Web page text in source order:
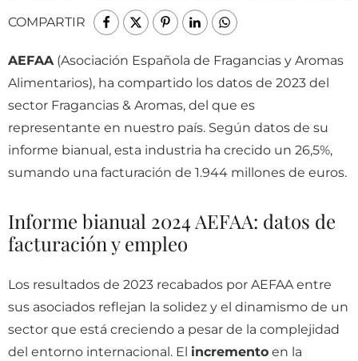
COMPARTIR
AEFAA (Asociación Española de Fragancias y Aromas
Alimentarios), ha compartido los datos de 2023 del
sector Fragancias & Aromas, del que es
representante en nuestro país. Según datos de su
informe bianual, esta industria ha crecido un 26,5%,
sumando una facturación de 1.944 millones de euros.
Informe bianual 2024 AEFAA: datos de
facturación y empleo
Los resultados de 2023 recabados por AEFAA entre
sus asociados reflejan la solidez y el dinamismo de un
sector que está creciendo a pesar de la complejidad
del entorno internacional. El incremento en la